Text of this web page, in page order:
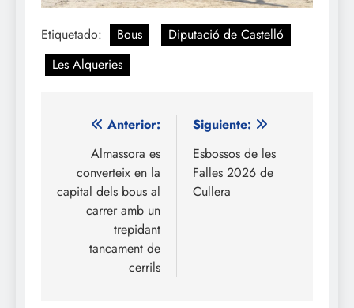
Etiquetado: Bous
Diputació de Castelló
Les Alqueries
Navegación
entradas
Anterior:
Almassora es
converteix en la
capital dels bous al
carrer amb un
trepidant
tancament de
cerrils
Siguiente:
Esbossos de les
Falles 2026 de
Cullera